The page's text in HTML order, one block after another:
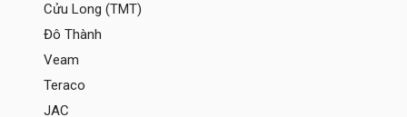
Cửu Long (TMT)
Đô Thành
Veam
Teraco
JAC